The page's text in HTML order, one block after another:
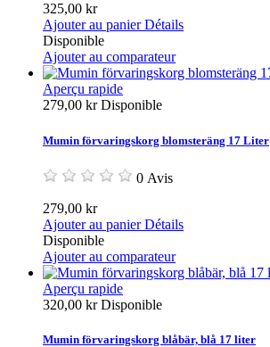
325,00 kr
Ajouter au panier Détails
Disponible
Ajouter au comparateur
Aperçu rapide
279,00 krDisponible
Mumin förvaringskorg blomsteräng 17 Liter
0 Avis
279,00 kr
Ajouter au panier Détails
Disponible
Ajouter au comparateur
Aperçu rapide
320,00 krDisponible
Mumin förvaringskorg blåbär, blå 17 liter